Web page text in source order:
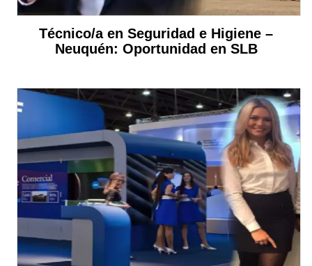
Técnico/a en Seguridad e Higiene –
Neuquén: Oportunidad en SLB